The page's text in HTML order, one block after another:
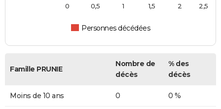
Personnes décédées
0 0,5 1 1,5 2 2,5
Famille PRUNIE
Nombre de
décès
% des
décès
Moins de 10 ans 0 0 %